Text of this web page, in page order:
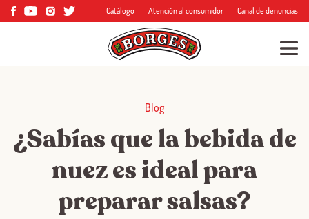
Catálogo Atención al consumidor Canal de denuncias
Blog
¿Sabías que la bebida de
nuez es ideal para
preparar salsas?